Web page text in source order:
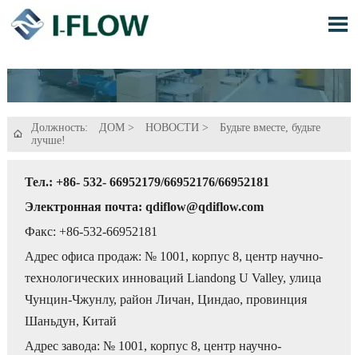


Должность: ДОМ> НОВОСТИ>
Будьте вместе, будьте
лучше!
Тел.: +86- 532- 66952179/66952176/66952181
Электронная почта: qdiflow@qdiflow.com
Факс: +86-532-66952181
Адрес офиса продаж: № 1001, корпус 8, центр научно-
технологических инноваций Liandong U Valley, улица
Чунцин-Чжунлу, район Личан, Циндао, провинция
Шаньдун, Китай
Адрес завода: № 1001, корпус 8, центр научно-